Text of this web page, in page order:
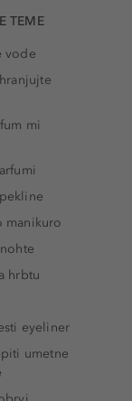
TEME
vode
mi
manikuro
hrbtu
eyeliner
umetne